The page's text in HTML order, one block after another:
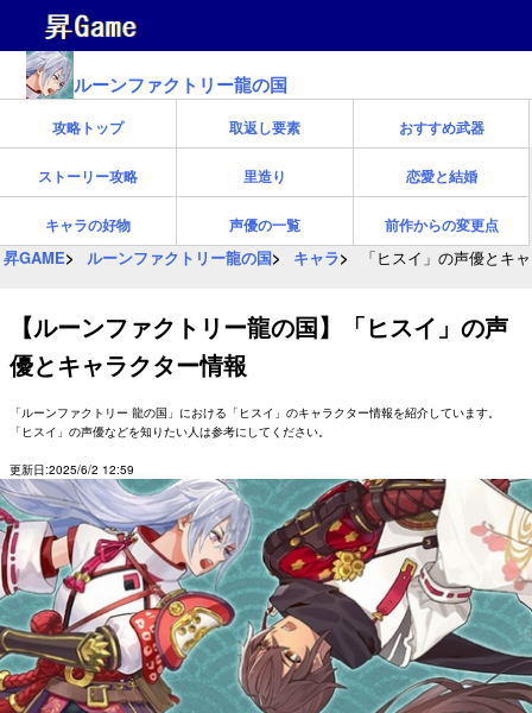
ルーンファクトリー龍の国
攻略トップ 取返し要素 おすすめ武器
ストーリー攻略 里造り 恋愛と結婚
キャラの好物 声優の一覧 前作からの変更点
昇GAME ルーンファクトリー龍の国 キャラ 「ヒスイ」の声優とキ
【ルーンファクトリー龍の国】「ヒスイ」の声
優とキャラクター情報
「ルーンファクトリー 龍の国」における「ヒスイ」のキャラクター情報を紹介しています。
「ヒスイ」の声優などを知りたい人は参考にしてください。
更新日:2025/6/2 12:59